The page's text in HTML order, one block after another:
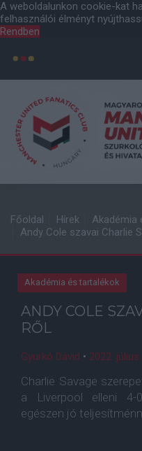
A weboldalunkon cookie-kat
felhasználói élményt
Rendben
Főoldal Hírek
Akadémia
Andy Cole szavai Charlie
Akadémia és tartalékok
ANDY COLE
RŐL
Gyurkó Dávid • 2022.
Charlie Savage
a Liverpool elleni 4-
egészen jó